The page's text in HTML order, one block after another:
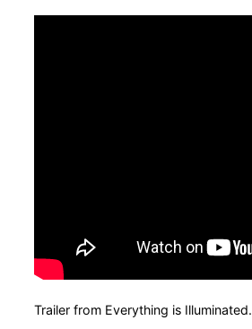
d.
Trailer from Everything is Illuminated.